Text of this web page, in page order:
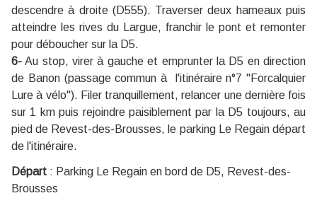
descendre à droite (D555). Traverser deux hameaux puis
atteindre les rives du Largue, franchir le pont et remonter
pour déboucher sur la D5.
6- Au stop, virer à gauche et emprunter la D5 en direction
de Banon (passage commun à l'itinéraire n°7 ''Forcalquier
Lure à vélo''). Filer tranquillement, relancer une dernière fois
sur 1 km puis rejoindre paisiblement par la D5 toujours, au
pied de Revest-des-Brousses, le parking Le Regain départ
de l'itinéraire.
Départ : Parking Le Regain en bord de D5, Revest-des-
Brousses